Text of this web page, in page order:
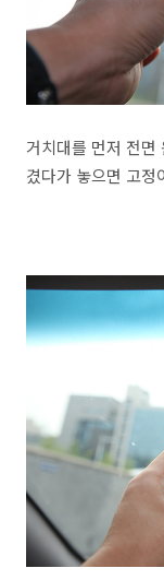
거치대를 먼저 전면
겼다가 놓으면 고정